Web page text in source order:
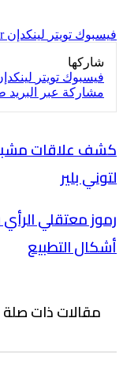
فيسبوك تويتر لينكدإن
شاركها
فيسبوك تويتر
مشاركة عبر البريد
كشف علاقات
لتوني بلير
رموز معتقلي
أشكال التطبيع
مقالات ذات صلة